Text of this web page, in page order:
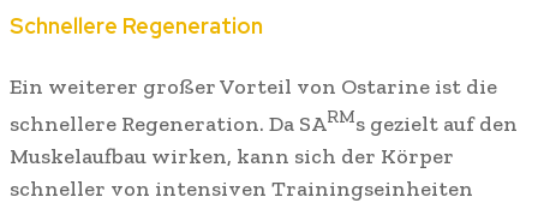
Schnellere Regeneration
Ein weiterer großer Vorteil von Ostarine ist die
schnellere Regeneration. Da SARMs gezielt auf den
Muskelaufbau wirken, kann sich der Körper
schneller von intensiven Trainingseinheiten